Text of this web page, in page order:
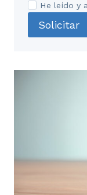
He leído y
Solicitar